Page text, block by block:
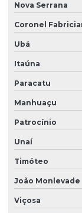
Peças de
Peças
Peças
Peças para talha
Ponte rolante
Pontes rolante swf
Pontes rolante e
Projetos especiais
Projetos especiais
Nova Serrana
Coronel
Ubá
Itaúna
Paracatu
Manhuaçu
Patrocínio
Unaí
Timóteo
João Monlevade
Viçosa